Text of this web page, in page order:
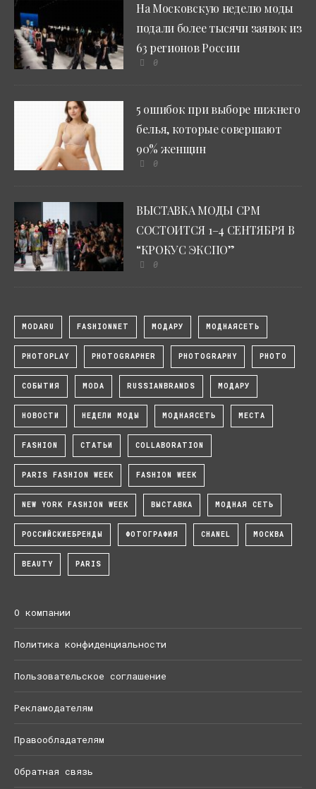
На Московскую неделю моды
подали более тысячи заявок из
63 регионов России
0
5 ошибок при выборе нижнего
белья, которые совершают
90% женщин
0
ВЫСТАВКА МОДЫ CPM
СОСТОИТСЯ 1–4 СЕНТЯБРЯ В
“КРОКУС ЭКСПО”
0
MODARU FASHIONNET МОДАРУ МОДНАЯСЕТЬ
PHOTOPLAY PHOTOGRAPHER PHOTOGRAPHY PHOTO
СОБЫТИЯ MODA RUSSIANBRANDS МОДАРУ
НОВОСТИ НЕДЕЛИ МОДЫ МОДНАЯСЕТЬ МЕСТА
FASHION СТАТЬИ COLLABORATION
PARIS FASHION WEEK FASHION WEEK
NEW YORK FASHION WEEK ВЫСТАВКА МОДНАЯ СЕТЬ
РОССИЙСКИЕБРЕНДЫ ФОТОГРАФИЯ CHANEL МОСКВА
BEAUTY PARIS
О компании
Политика конфиденциальности
Пользовательское соглашение
Рекламодателям
Правообладателям
Обратная связь